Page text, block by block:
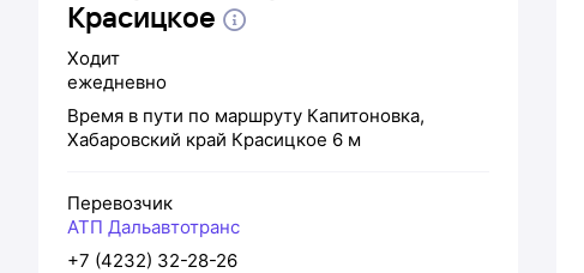
Красицкое
Ходит
ежедневно
Время в пути по маршруту Капитоновка,
Хабаровский край Красицкое 6 м
Перевозчик
АТП Дальавтотранс
+7 (4232) 32-28-26